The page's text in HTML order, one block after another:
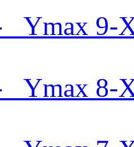
9-
8-